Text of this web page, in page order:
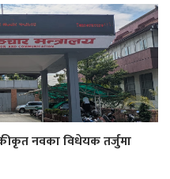
नवका विधेयक तर्जुमा